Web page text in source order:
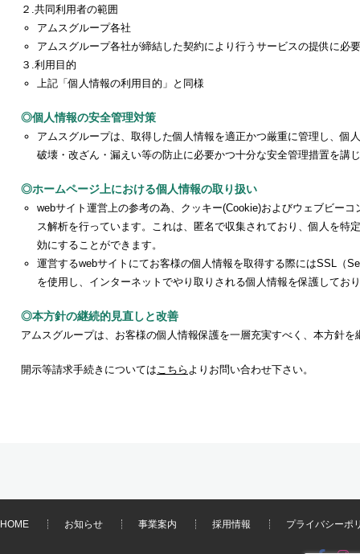
２.共同利用者の範囲
アムスグループ各社
アムスグループ各社が締結した契約により行うサービスの提供に必
３.利用目的
上記「個人情報の利用目的」と同様
◎個人情報の安全管理対策
アムスグループは、取得した個人情報を適正かつ厳重に管理し、個
破壊・改ざん・漏えい等の防止に必要かつ十分な安全管理措置を講
◎ホームページ上における個人情報の取り扱い
webサイト運営上の参考の為、クッキー(Cookie)およびウェブビー
ス解析を行っています。これは、匿名で収集されており、個人を特
効にすることができます。
運営するwebサイトにてお客様の個人情報を取得する際にはSSL（
を使用し、インターネットでやり取りされる個人情報を保護してお
◎本方針の継続的見直しと改善
アムスグループは、お客様の個人情報保護を一層充実すべく、本方針
開示等請求手続きについてはこちら よりお問い合わせ下さい。
HOME お知らせ 事業案内 採用情報 プライバシーポ